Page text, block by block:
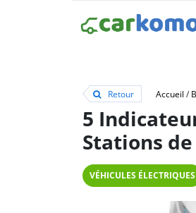
Retour Accueil /
5
Stations
VÉHICULES ÉLECTRIQUES